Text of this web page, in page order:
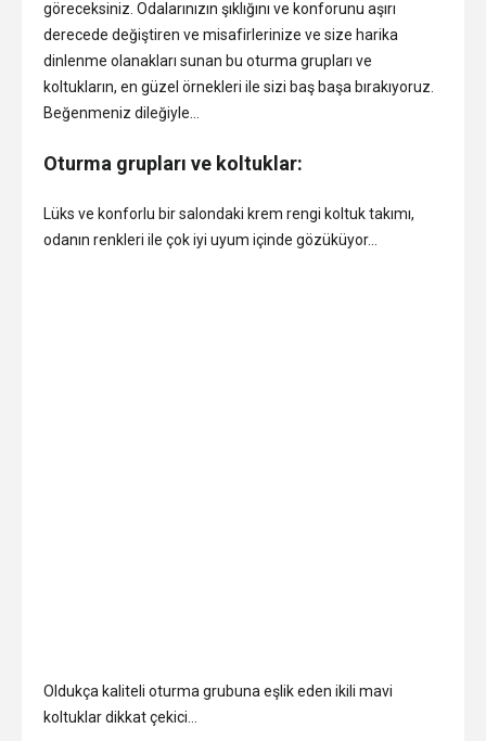
göreceksiniz. Odalarınızın şıklığını ve konforunu aşırı
derecede değiştiren ve misafirlerinize ve size harika
dinlenme olanakları sunan bu oturma grupları ve
koltukların, en güzel örnekleri ile sizi baş başa bırakıyoruz.
Beğenmeniz dileğiyle…
Oturma grupları ve koltuklar:
Lüks ve konforlu bir salondaki krem rengi koltuk takımı,
odanın renkleri ile çok iyi uyum içinde gözüküyor…
Oldukça kaliteli oturma grubuna eşlik eden ikili mavi
koltuklar dikkat çekici…